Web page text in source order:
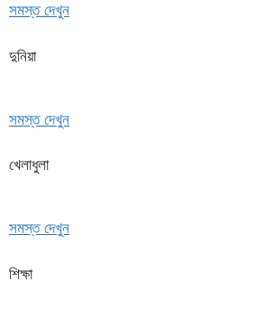
সমস্ত দেখুন
দুনিয়া
সমস্ত দেখুন
খেলাধুলা
সমস্ত দেখুন
শিক্ষা